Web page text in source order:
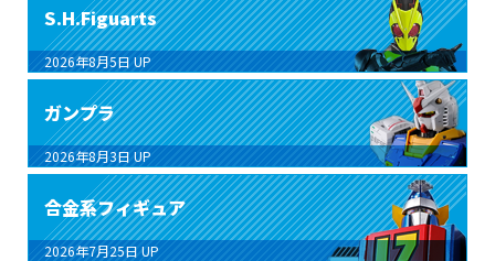
S.H.Figuarts
2026年8月5日 UP
ガンプラ
2026年8月3日 UP
合金系フィギュア
2026年7月25日 UP